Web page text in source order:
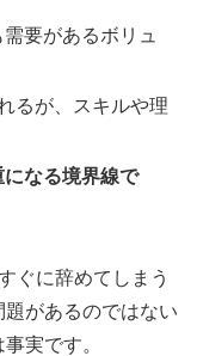
要があるボリュ
るが、スキルや理
なる境界線で
ぐに辞めてしまう
があるのではない
実です。